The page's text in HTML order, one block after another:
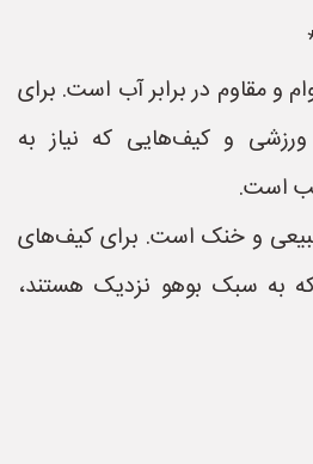
و مقاوم در برابر آب است. برای
و کیف‌هایی که نیاز به
است.
و خنک است. برای کیف‌های
به سبک بوهو نزدیک هستند،